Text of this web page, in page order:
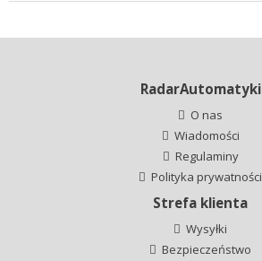
RadarAutomatyki
O nas
Wiadomości
Regulaminy
Polityka prywatności
Strefa klienta
Wysyłki
Bezpieczeństwo